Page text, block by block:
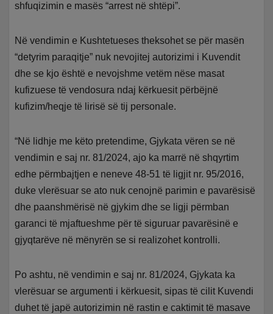
shfuqizimin e masës “arrest në shtëpi”.
Në vendimin e Kushtetueses theksohet se për masën
“detyrim paraqitje” nuk nevojitej autorizimi i Kuvendit
dhe se kjo është e nevojshme vetëm nëse masat
kufizuese të vendosura ndaj kërkuesit përbëjnë
kufizim/heqje të lirisë së tij personale.
“Në lidhje me këto pretendime, Gjykata vëren se në
vendimin e saj nr. 81/2024, ajo ka marrë në shqyrtim
edhe përmbajtjen e neneve 48-51 të ligjit nr. 95/2016,
duke vlerësuar se ato nuk cenojnë parimin e pavarësisë
dhe paanshmërisë në gjykim dhe se ligji përmban
garanci të mjaftueshme për të siguruar pavarësinë e
gjyqtarëve në mënyrën se si realizohet kontrolli.
Po ashtu, në vendimin e saj nr. 81/2024, Gjykata ka
vlerësuar se argumenti i kërkuesit, sipas të cilit Kuvendi
duhet të japë autorizimin në rastin e caktimit të masave